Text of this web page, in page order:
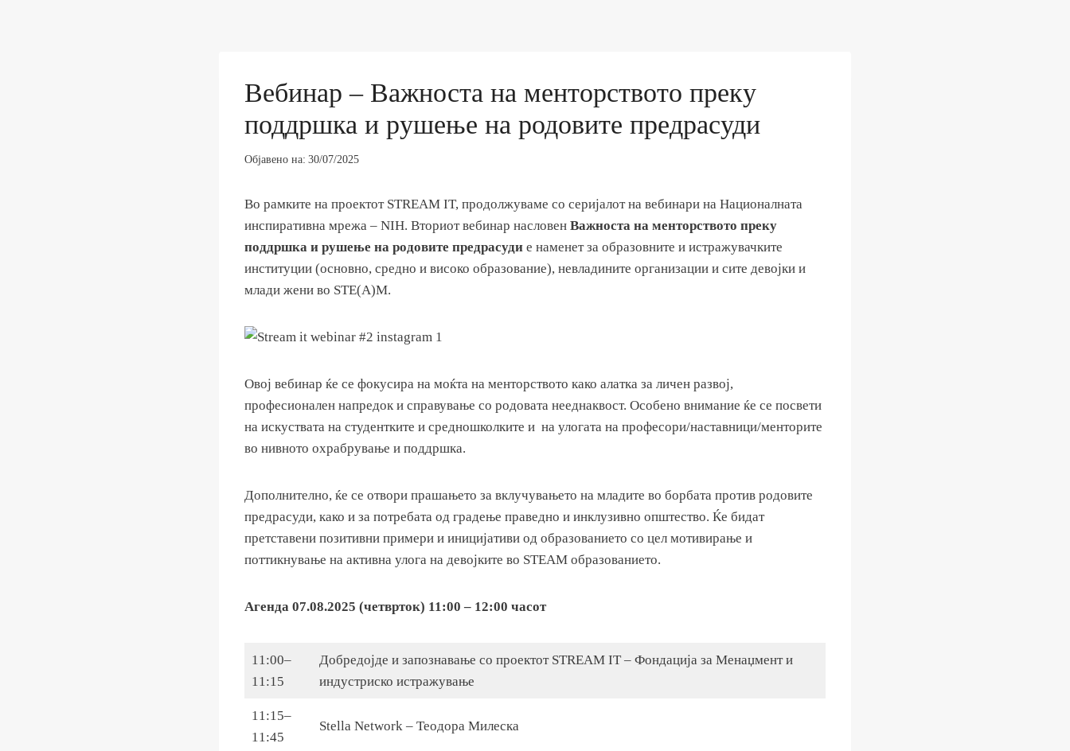
Вебинар – Важноста на менторството преку
поддршка и рушење на родовите предрасуди
Објавено на: 30/07/2025
Во рамките на проектот STREAM IT, продолжуваме со серијалот на вебинари на Националната
инспиративна мрежа – NIH. Вториот вебинар насловен Важноста на менторството преку
поддршка и рушење на родовите предрасуди е наменет за образовните и истражувачките
институции (основно, средно и високо образование), невладините организации и сите девојки и
млади жени во STE(А)M.
Овој вебинар ќе се фокусира на моќта на менторството како алатка за личен развој,
професионален напредок и справување со родовата нееднаквост. Особено внимание ќе се посвети
на искуствата на студентките и средношколките и на улогата на професори/наставници/менторите
во нивното охрабрување и поддршка.
Дополнително, ќе се отвори прашањето за вклучувањето на младите во борбата против родовите
предрасуди, како и за потребата од градење праведно и инклузивно општество. Ќе бидат
претставени позитивни примери и иницијативи од образованието со цел мотивирање и
поттикнување на активна улога на девојките во STEAM образованието.
Агенда 07.08.2025 (четврток) 11:00 – 12:00 часот
11:00–
11:15
Добредојде и запознавање со проектот STREAM IT – Фондација за Менаџмент и
индустриско истражување
11:15–
11:45
Stella Network – Теодора Милеска